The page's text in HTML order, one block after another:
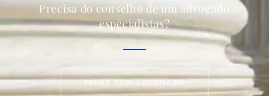
Precisa do conselho de um advogado
especialistas?
FALAR COM ADVOGADO